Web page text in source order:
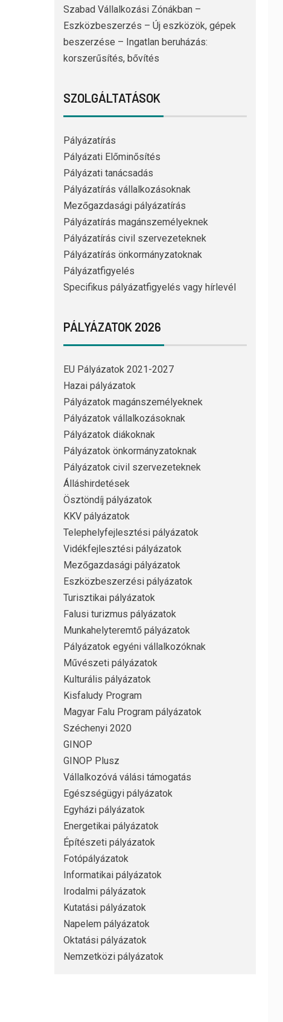
Szabad Vállalkozási Zónákban –
Eszközbeszerzés – Új eszközök, gépek
beszerzése – Ingatlan beruházás:
korszerűsítés, bővítés
SZOLGÁLTATÁSOK
Pályázatírás
Pályázati Előminősítés
Pályázati tanácsadás
Pályázatírás vállalkozásoknak
Mezőgazdasági pályázatírás
Pályázatírás magánszemélyeknek
Pályázatírás civil szervezeteknek
Pályázatírás önkormányzatoknak
Pályázatfigyelés
Specifikus pályázatfigyelés vagy hírlevél
PÁLYÁZATOK 2026
EU Pályázatok 2021-2027
Hazai pályázatok
Pályázatok magánszemélyeknek
Pályázatok vállalkozásoknak
Pályázatok diákoknak
Pályázatok önkormányzatoknak
Pályázatok civil szervezeteknek
Álláshirdetések
Ösztöndíj pályázatok
KKV pályázatok
Telephelyfejlesztési pályázatok
Vidékfejlesztési pályázatok
Mezőgazdasági pályázatok
Eszközbeszerzési pályázatok
Turisztikai pályázatok
Falusi turizmus pályázatok
Munkahelyteremtő pályázatok
Pályázatok egyéni vállalkozóknak
Művészeti pályázatok
Kulturális pályázatok
Kisfaludy Program
Magyar Falu Program pályázatok
Széchenyi 2020
GINOP
GINOP Plusz
Vállalkozóvá válási támogatás
Egészségügyi pályázatok
Egyházi pályázatok
Energetikai pályázatok
Építészeti pályázatok
Fotópályázatok
Informatikai pályázatok
Irodalmi pályázatok
Kutatási pályázatok
Napelem pályázatok
Oktatási pályázatok
Nemzetközi pályázatok